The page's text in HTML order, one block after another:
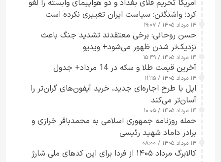
آمریکا تحریم فلای بغداد و دو هواپیمای وابسته را لغو
کرد؛ واشنگتن: سیاست ایران تغییری نکرده است
۱۴ مرداد ۱۴۰۵ / ۱۹:۰۷
حسن روحانی: برخی معتقدند تشدید جنگ باعث
نزدیک‌تر شدن ظهور می‌شود+ ویدیو
۱۴ مرداد ۱۴۰۵ / ۱۵:۴۹
آخرین قیمت طلا و سکه در 14 مرداد+ جدول
۱۴ مرداد ۱۴۰۵ / ۱۲:۱۵
اپل با طرح اجاره‌ای جدید، خرید آیفون‌های گران‌تر را
آسان‌تر می‌کند
۱۴ مرداد ۱۴۰۵ / ۱۰:۰۵
حمله روزنامه جمهوری اسلامی به محمدباقر خرازی و
برادر داماد شهید رئیسی
۱۴ مرداد ۱۴۰۵ / ۰۸:۰۰
کالابرگ مرداد ۱۴۰۵ از فردا برای این کدهای ملی شارژ